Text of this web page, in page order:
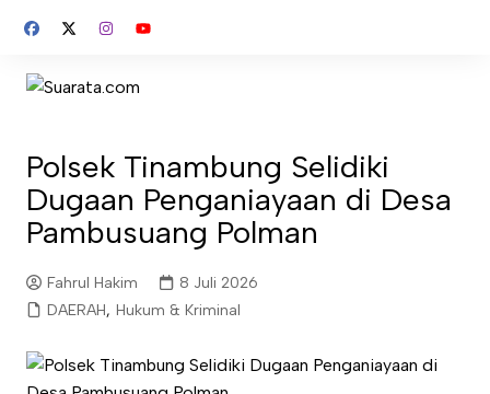
Polsek Tinambung Selidiki
Dugaan Penganiayaan di Desa
Pambusuang Polman
Fahrul Hakim
8 Juli 2026
DAERAH, Hukum & Kriminal